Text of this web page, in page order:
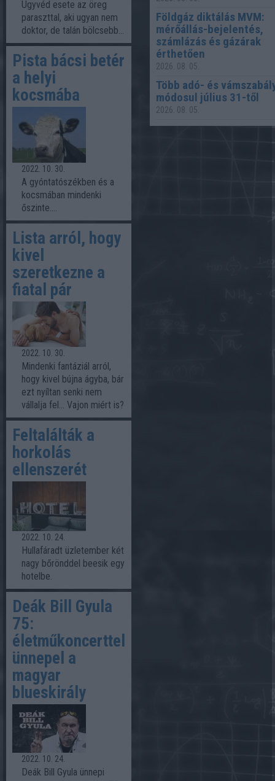
Ügyvéd esete az öreg
paraszttal, aki ugyan nem
doktor, de talán bölcsebb...
Pista bácsi betér
a helyi
kocsmába
2022. 10. 30.
A gyóntatószékben és a
kocsmában mindenki
őszinte....
Lista arról, hogy
kivel
szeretkezne a
fiatal pár
2022. 10. 30.
Mindenki fantáziál arról,
hogy kivel bújna ágyba, bár
ezt nyíltan senki nem
vállalja fel... Vajon miért is?
Feltalálták a
horkolás
ellenszerét
2022. 10. 24.
Hullafáradt üzletember két
nagy bőrönddel beesik egy
hotelbe.
Deák Bill Gyula
75:
életműkoncerttel
ünnepel a
magyar
blueskirály
2022. 10. 24.
Deák Bill Gyula ünnepi
Földgáz diktálás MVM:
mérőállás-bejelentés,
számlázás és gázárak
érthetően
2026. 08. 05.
Több adó- és
módosul július 31-től
2026. 08. 05.